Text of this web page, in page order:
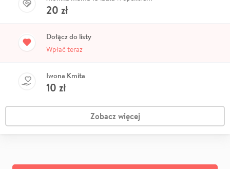
20 zł
Dołącz do listy
Wpłać teraz
Iwona Kmita
10 zł
Zobacz więcej